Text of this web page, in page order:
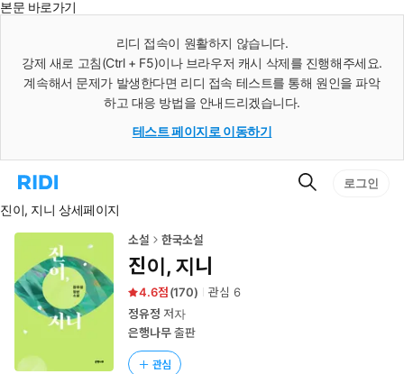
본문 바로가기
리디 접속이 원활하지 않습니다.
강제 새로 고침(Ctrl + F5)이나 브라우저 캐시 삭제를 진행해주세요.
계속해서 문제가 발생한다면 리디 접속 테스트를 통해 원인을 파악
하고 대응 방법을 안내드리겠습니다.
테스트 페이지로 이동하기
리
홈
로
검
로그인
진이, 지니 상세페이지
소설 한국소설
진이, 지니
4.6 (170) 관심 6
정유정 저자
은행나무출판
관심